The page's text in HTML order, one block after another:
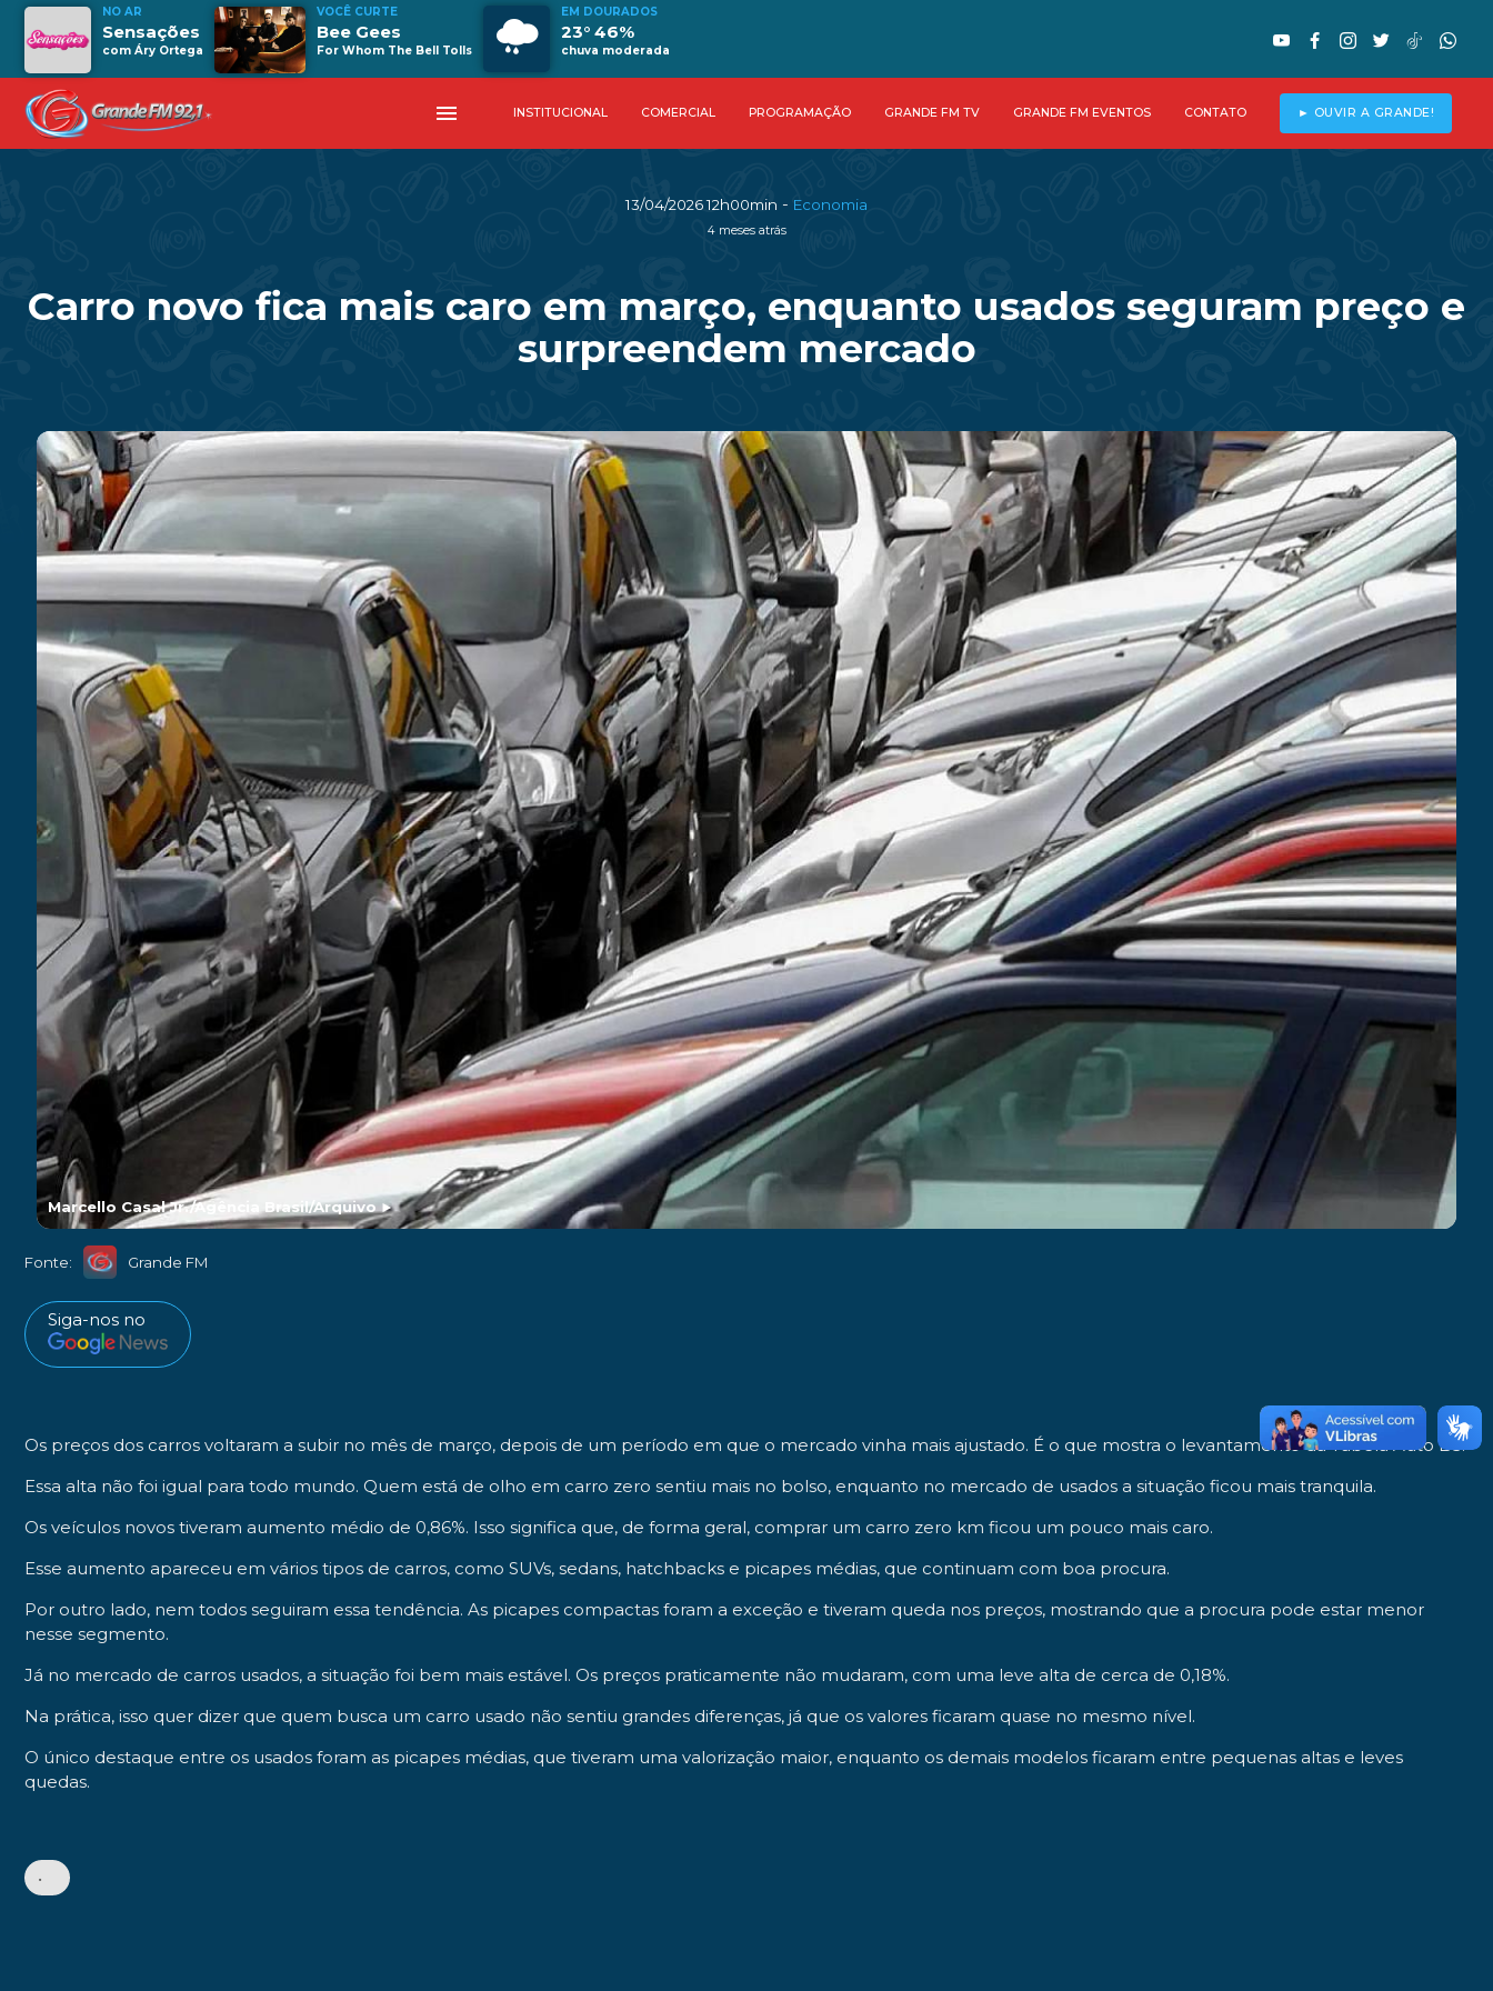
NO AR
Sensações
com Áry Ortega
VOCÊ CURTE
Bee Gees
For Whom The Bell Tolls
EM DOURADOS
23° 46%
chuva moderada
menu INSTITUCIONAL COMERCIAL PROGRAMAÇÃO GRANDE FM TV GRANDE FM EVENTOS CONTATO ► OUVIR A GRANDE!
13/04/2026 12h00min - Economia
4 meses atrás
Carro novo fica mais caro em março, enquanto usados seguram preço e
surpreendem mercado
Marcello Casal Jr./Agência Brasil/Arquivo ►
Fonte: Grande FM
Siga-nos no
Os preços dos carros voltaram a subir no mês de março, depois de um período em que o mercado vinha mais ajustado. É o que mostra o levantamento da Tabela Auto B3.
Essa alta não foi igual para todo mundo. Quem está de olho em carro zero sentiu mais no bolso, enquanto no mercado de usados a situação ficou mais tranquila.
Os veículos novos tiveram aumento médio de 0,86%. Isso significa que, de forma geral, comprar um carro zero km ficou um pouco mais caro.
Esse aumento apareceu em vários tipos de carros, como SUVs, sedans, hatchbacks e picapes médias, que continuam com boa procura.
Por outro lado, nem todos seguiram essa tendência. As picapes compactas foram a exceção e tiveram queda nos preços, mostrando que a procura pode estar menor
nesse segmento.
Já no mercado de carros usados, a situação foi bem mais estável. Os preços praticamente não mudaram, com uma leve alta de cerca de 0,18%.
Na prática, isso quer dizer que quem busca um carro usado não sentiu grandes diferenças, já que os valores ficaram quase no mesmo nível.
O único destaque entre os usados foram as picapes médias, que tiveram uma valorização maior, enquanto os demais modelos ficaram entre pequenas altas e leves
quedas.
•